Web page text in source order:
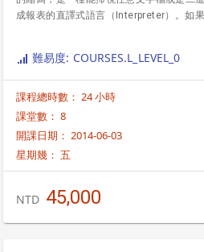
成報表的直譯式語言（Interpreter）。如
用為第一優先（所謂的實用就是語言容易
不是設計一個看起來很漂亮的語言（漂亮
而且只由最少的語法基本元素構成），所
的喜歡上它的實用性和方便性。 它包含
工具最好的特色，而且主要的語法很接近
的使用和 shell script 是一致的。當然如
了。 Larry Wall 說過一句話：「Perl 是懶
難易度: COURSES.L_LEVEL_0
課程總時數： 24 小時
課堂數： 8
開課日期： 2014-06-03
星期幾： 五
NTD 45,000